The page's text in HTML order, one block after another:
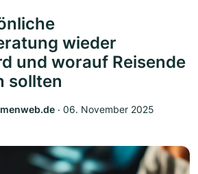
wieder
und worauf Reisende
sollten
‧ 06. November 2025